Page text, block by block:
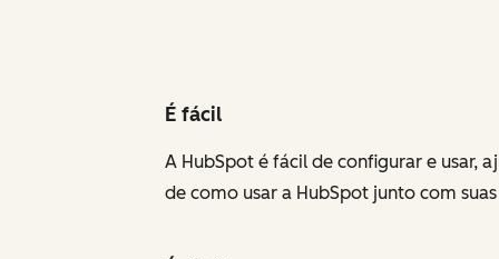
É fácil
A HubSpot é fácil de configurar e usar,
de como usar a HubSpot junto com